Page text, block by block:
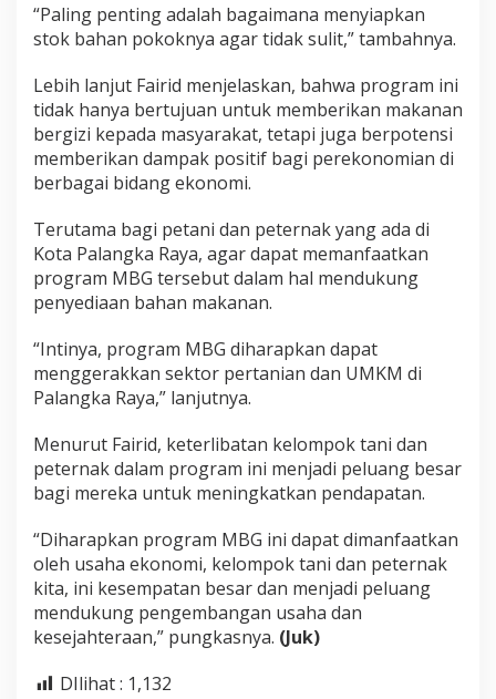
“Paling penting adalah bagaimana menyiapkan
stok bahan pokoknya agar tidak sulit,” tambahnya.
Lebih lanjut Fairid menjelaskan, bahwa program ini
tidak hanya bertujuan untuk memberikan makanan
bergizi kepada masyarakat, tetapi juga berpotensi
memberikan dampak positif bagi perekonomian di
berbagai bidang ekonomi.
Terutama bagi petani dan peternak yang ada di
Kota Palangka Raya, agar dapat memanfaatkan
program MBG tersebut dalam hal mendukung
penyediaan bahan makanan.
“Intinya, program MBG diharapkan dapat
menggerakkan sektor pertanian dan UMKM di
Palangka Raya,” lanjutnya.
Menurut Fairid, keterlibatan kelompok tani dan
peternak dalam program ini menjadi peluang besar
bagi mereka untuk meningkatkan pendapatan.
“Diharapkan program MBG ini dapat dimanfaatkan
oleh usaha ekonomi, kelompok tani dan peternak
kita, ini kesempatan besar dan menjadi peluang
mendukung pengembangan usaha dan
kesejahteraan,” pungkasnya. (Juk)
DIlihat : 1,132